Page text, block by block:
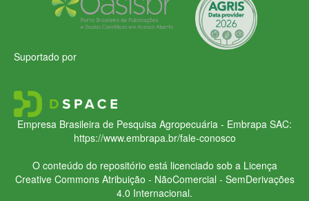
Suportado por
Empresa Brasileira de Pesquisa Agropecuária - Embrapa SAC:
https://www.embrapa.br/fale-conosco
O conteúdo do repositório está licenciado sob a Licença
Creative CommonsAtribuição - NãoComercial - SemDerivações
4.0 Internacional.